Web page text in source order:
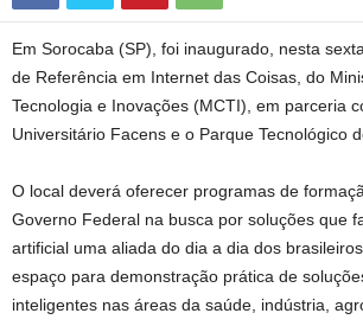
Em Sorocaba (SP), foi inaugurado, nesta
de Referência em Internet das Coisas, do
Tecnologia e Inovações (MCTI), em parceria
Universitário Facens e o Parque Tecnológico
O local deverá oferecer programas de
Governo Federal na busca por soluções que
artificial uma aliada do dia a dia dos
espaço para demonstração prática de
inteligentes nas áreas da saúde, indústria,